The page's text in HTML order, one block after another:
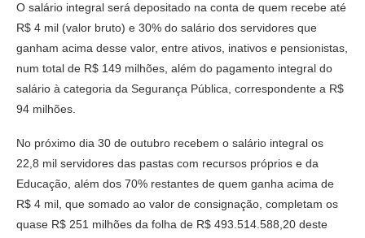
O salário integral será depositado na conta de quem recebe até
R$ 4 mil (valor bruto) e 30% do salário dos servidores que
ganham acima desse valor, entre ativos, inativos e pensionistas,
num total de R$ 149 milhões, além do pagamento integral do
salário à categoria da Segurança Pública, correspondente a R$
94 milhões.
No próximo dia 30 de outubro recebem o salário integral os
22,8 mil servidores das pastas com recursos próprios e da
Educação, além dos 70% restantes de quem ganha acima de
R$ 4 mil, que somado ao valor de consignação, completam os
quase R$ 251 milhões da folha de R$ 493.514.588,20 deste